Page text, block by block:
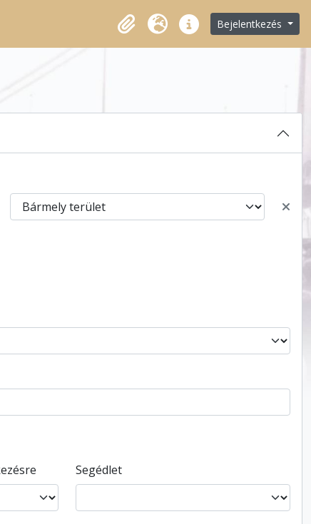
VágólapNyelv Gyorshivatkozások
Bejelentkezés
Segédlet